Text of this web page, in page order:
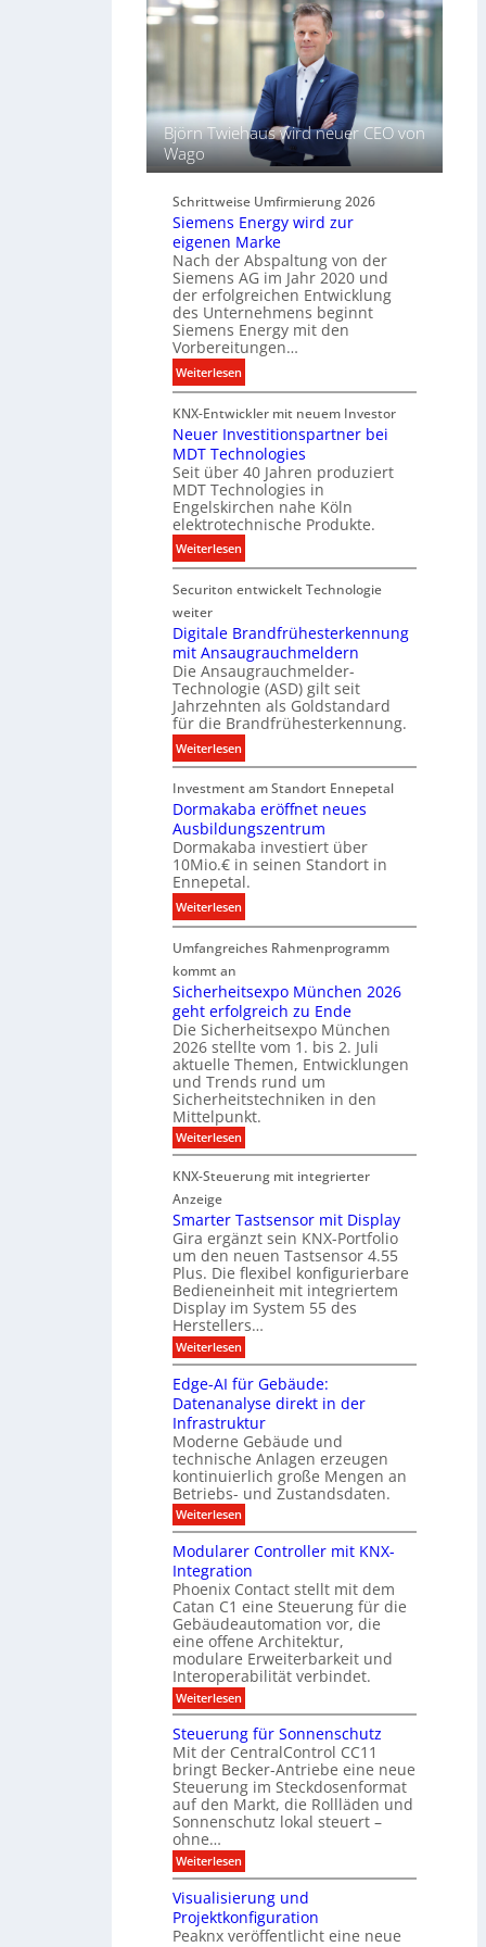
l
h
t
u
d
B
e
l
e
u
c
h
t
u
s
t
e
c
h
n
i
k
ü
l
f
ü
r
i
g
i
t
a
l
e
P
r
o
d
u
k
t
d
a
t
e
Björn Twiehaus wird neuer CEO von
Wago
Schrittweise Umfirmierung 2026
Siemens Energy wird zur
eigenen Marke
Nach der Abspaltung von der
Siemens AG im Jahr 2020 und
der erfolgreichen Entwicklung
des Unternehmens beginnt
Siemens Energy mit den
Vorbereitungen…
Weiterlesen:
S
i
e
m
e
n
s
E
n
r
y
w
i
r
d
u
r
e
i
g
e
n
e
n
M
r
k
e
KNX-Entwickler mit neuem Investor
Neuer Investitionspartner bei
MDT Technologies
Seit über 40 Jahren produziert
MDT Technologies in
Engelskirchen nahe Köln
elektrotechnische Produkte.
Weiterlesen:
N
e
e
r
I
n
v
e
s
i
t
i
o
n
s
p
a
n
e
r
b
e
i
M
D
c
h
n
o
l
o
g
e
s
Securiton entwickelt Technologie
weiter
Digitale Brandfrühesterkennung
mit Ansaugrauchmeldern
Die Ansaugrauchmelder-
Technologie (ASD) gilt seit
Jahrzehnten als Goldstandard
für die Brandfrühesterkennung.
Weiterlesen:
D
i
g
i
t
a
l
e
B
r
n
d
f
r
ü
h
e
s
t
e
k
e
n
n
u
n
g
m
i
t
A
n
s
a
g
r
a
u
c
h
m
e
l
d
e
r
n
Investment am Standort Ennepetal
Dormakaba eröffnet neues
Ausbildungszentrum
Dormakaba investiert über
10Mio.€ in seinen Standort in
Ennepetal.
Weiterlesen:
D
o
m
a
k
a
b
a
e
ö
f
n
e
t
n
e
u
e
s
A
u
s
b
i
l
d
u
n
g
s
z
e
n
t
r
u
m
Umfangreiches Rahmenprogramm
kommt an
Sicherheitsexpo München 2026
geht erfolgreich zu Ende
Die Sicherheitsexpo München
2026 stellte vom 1. bis 2. Juli
aktuelle Themen, Entwicklungen
und Trends rund um
Sicherheitstechniken in den
Mittelpunkt.
Weiterlesen:
S
c
e
r
h
e
i
t
s
e
x
p
o
M
ü
n
c
h
e
n
2
0
2
6
g
e
h
t
e
r
f
o
l
g
r
e
i
c
h
z
u
E
n
e
KNX-Steuerung mit integrierter
Anzeige
Smarter Tastsensor mit Display
Gira ergänzt sein KNX-Portfolio
um den neuen Tastsensor 4.55
Plus. Die flexibel konfigurierbare
Bedieneinheit mit integriertem
Display im System 55 des
Herstellers…
Weiterlesen:
S
m
a
r
t
e
r
T
a
s
t
s
n
s
o
r
m
i
t
D
i
s
p
a
y
Edge-AI für Gebäude:
Datenanalyse direkt in der
Infrastruktur
Moderne Gebäude und
technische Anlagen erzeugen
kontinuierlich große Mengen an
Betriebs- und Zustandsdaten.
Weiterlesen:
E
g
e
-
A
I
f
ü
r
G
e
b
u
d
e
:
D
a
t
e
n
a
n
a
l
y
Modularer Controller mit KNX-
Integration
Phoenix Contact stellt mit dem
Catan C1 eine Steuerung für die
Gebäudeautomation vor, die
eine offene Architektur,
modulare Erweiterbarkeit und
Interoperabilität verbindet.
Weiterlesen:
M
d
u
l
a
r
e
r
C
o
n
t
r
o
l
Steuerung für Sonnenschutz
Mit der CentralControl CC11
bringt Becker-Antriebe eine neue
Steuerung im Steckdosenformat
auf den Markt, die Rollläden und
Sonnenschutz lokal steuert –
ohne…
Weiterlesen:
S
e
u
e
Visualisierung und
Projektkonfiguration
Peaknx veröffentlicht eine neue